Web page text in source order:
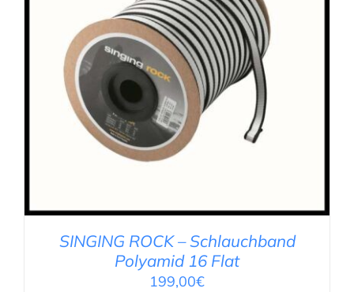
IN DEN WARENKORB / DETAILS
SINGING ROCK – Schlauchband
Polyamid 16 Flat
199,00€